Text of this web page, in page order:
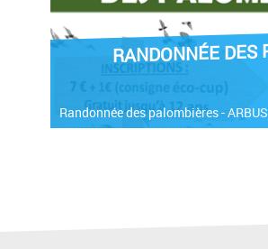
RANDONNÉE DES